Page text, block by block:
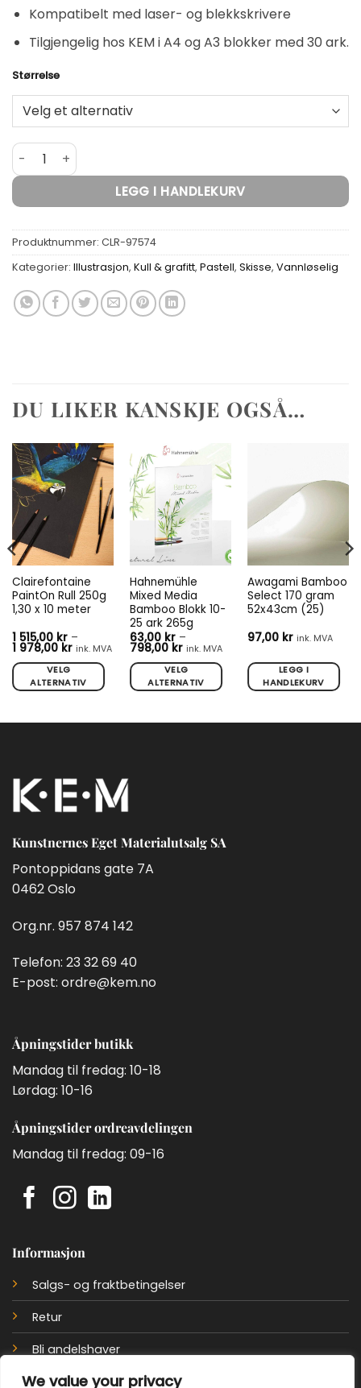
We value your privacy
Kompatibelt med laser- og blekkskrivere
Tilgjengelig hos KEM i A4 og A3 blokker med 30 ark.
Størrelse
PaintOn Pad Recycled Mixed Media Papir 250 gram 30
LEGG I HANDLEKURV
Alternative:
Produktnummer: CLR-97574
Kategorier: Illustrasjon, Kull & grafitt, Pastell, Skisse, Vannløselig
DU LIKER KANSKJE OGSÅ…
Clairefontaine
PaintOn Rull 250g
1,30 x 10 meter
1 515,00 kr –
1 978,00 krPrisområde:
515,00 kr
til
1
ink. MVA
VELG
ALTERNATIV
Alternativene
kan
på
produktsiden
Hahnemühle
Mixed Media
Bamboo Blokk 10-
25 ark 265g
63,00 kr –
798,00 krPrisområde:
til
798,00 kr
ink. MVA
VELG
ALTERNATIV
på
produktsiden
Awagami Bamboo
Select 170 gram
52x43cm (25)
97,00 kr ink. MVA
LEGG I
HANDLEKURV
Kunstnernes Eget Materialutsalg SA
Pontoppidans gate 7A
0462 Oslo
Org.nr. 957 874 142
Telefon: 23 32 69 40
E-post: ordre@kem.no
Åpningstider butikk
Mandag til fredag: 10-18
Lørdag: 10-16
Åpningstider ordreavdelingen
Mandag til fredag: 09-16
Informasjon
Salgs- og fraktbetingelser
Retur
Bli andelshaver
Personvernerklæring